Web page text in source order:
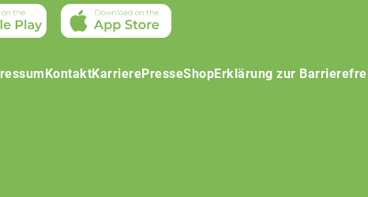
KontaktKarrierePresseShopErklärung zur